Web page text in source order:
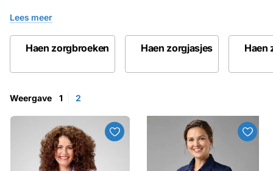
Lees meer
Haen zorgbroeken Haen zorgjasjes Haen
Weergave 1 2